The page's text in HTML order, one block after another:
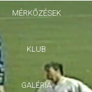
MÉRKŐZÉSEK
KLUB
GALÉRIA